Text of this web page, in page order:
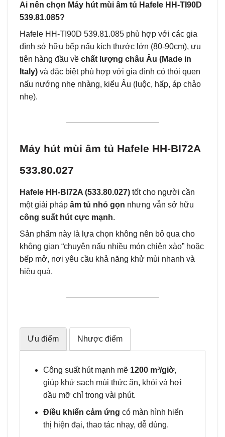
Ai nên chọn Máy hút mùi âm tủ Hafele HH-TI90D
539.81.085?
Hafele HH-TI90D 539.81.085 phù hợp với các gia
đình sở hữu bếp nấu kích thước lớn (80-90cm), ưu
tiên hàng đầu về chất lượng châu Âu (Made in
Italy) và đặc biệt phù hợp với gia đình có thói quen
nấu nướng nhẹ nhàng, kiểu Âu (luộc, hấp, áp chảo
nhẹ).
Máy hút mùi âm tủ Hafele HH-BI72A
533.80.027
Hafele HH‑BI72A (533.80.027) tốt cho người cần
một giải pháp âm tủ nhỏ gọn nhưng vẫn sở hữu
công suất hút cực mạnh.
Sản phẩm này là lựa chọn không nên bỏ qua cho
không gian “chuyên nấu nhiều món chiên xào” hoặc
bếp mở, nơi yêu cầu khả năng khử mùi nhanh và
hiệu quả.
Ưu điểm Nhược điểm
Công suất hút mạnh mẽ 1200 m³/giờ,
giúp khử sạch mùi thức ăn, khói và hơi
dầu mỡ chỉ trong vài phút.
Điều khiển cảm ứng có màn hình hiển
thị hiện đại, thao tác nhạy, dễ dùng.